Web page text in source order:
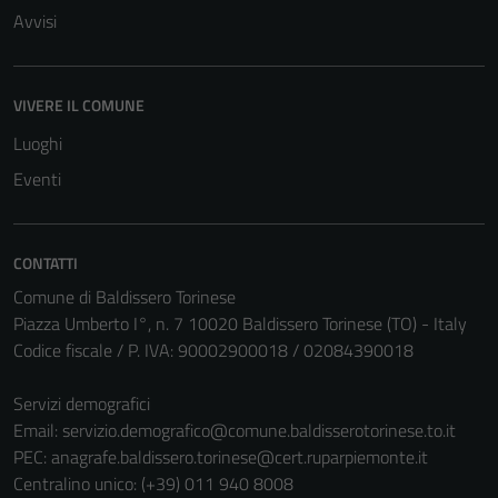
Avvisi
VIVERE IL COMUNE
Luoghi
Eventi
CONTATTI
Comune di Baldissero Torinese
Piazza Umberto I°, n. 7 10020 Baldissero Torinese (TO) - Italy
Codice fiscale / P. IVA: 90002900018 / 02084390018
Servizi demografici
Email: servizio.demografico@comune.baldisserotorinese.to.it
PEC: anagrafe.baldissero.torinese@cert.ruparpiemonte.it
Centralino unico: (+39) 011 940 8008